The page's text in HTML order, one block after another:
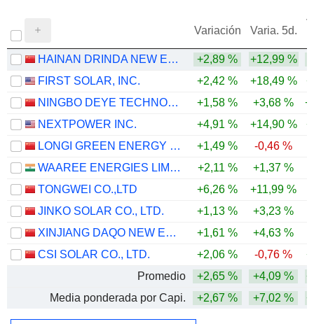
Variación Varia. 5d.
HAINAN DRINDA NEW ENERGY TECHNOLOGY CO., LTD. +2,89 % +12,99 %
FIRST SOLAR, INC.
+2,42 % +18,49 %
NINGBO DEYE TECHNOLOGY GROUP CO., LTD.
+1,58 % +3,68 %
NEXTPOWER INC.
+4,91 % +14,90 %
LONGI GREEN ENERGY TECHNOLOGY CO., LTD.
+1,49 % -0,46 %
WAAREE ENERGIES LIMITED
+2,11 % +1,37 %
TONGWEI CO.,LTD
+6,26 % +11,99 %
JINKO SOLAR CO., LTD.
+1,13 % +3,23 %
XINJIANG DAQO NEW ENERGY CO.,LTD.
+1,61 % +4,63 %
CSI SOLAR CO., LTD.
+2,06 % -0,76 %
Promedio
+2,65 % +4,09 %
Media ponderada por Capi.
+2,67 % +7,02 %